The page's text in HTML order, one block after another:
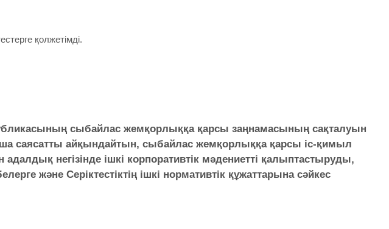
қолжетімді.
сыбайлас жемқорлыққа қарсы заңнамасының сақталуын
саясатты айқындайтын, сыбайлас жемқорлыққа қарсы іс-қимыл
негізінде ішкі корпоративтік мәдениетті қалыптастыруды,
және Серіктестіктің ішкі нормативтік құжаттарына сәйкес